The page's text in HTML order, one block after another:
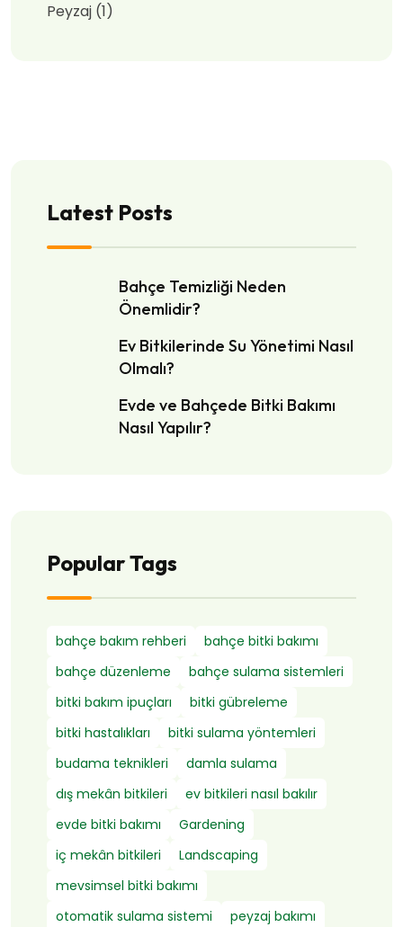
Peyzaj (1)
Latest Posts
Bahçe Temizliği Neden
Önemlidir?
Ev Bitkilerinde Su Yönetimi Nasıl
Olmalı?
Evde ve Bahçede Bitki Bakımı
Nasıl Yapılır?
Popular Tags
bahçe bakım rehberi
bahçe bitki bakımı
bahçe düzenleme
bahçe sulama sistemleri
bitki bakım ipuçları
bitki gübreleme
bitki hastalıkları
bitki sulama yöntemleri
budama teknikleri
damla sulama
dış mekân bitkileri
ev bitkileri nasıl bakılır
evde bitki bakımı
Gardening
iç mekân bitkileri
Landscaping
mevsimsel bitki bakımı
otomatik sulama sistemi
peyzaj bakımı